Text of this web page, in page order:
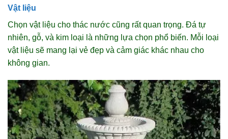
Vật liệu
Chọn vật liệu cho thác nước cũng rất quan trọng. Đá tự
nhiên, gỗ, và kim loại là những lựa chọn phổ biến. Mỗi loại
vật liệu sẽ mang lại vẻ đẹp và cảm giác khác nhau cho
không gian.